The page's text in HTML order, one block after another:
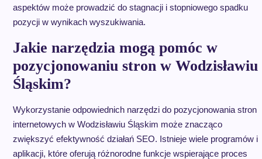
aspektów może prowadzić do stagnacji i stopniowego spadku
pozycji w wynikach wyszukiwania.
Jakie narzędzia mogą pomóc w
pozycjonowaniu stron w Wodzisławiu
Śląskim?
Wykorzystanie odpowiednich narzędzi do pozycjonowania stron
internetowych w Wodzisławiu Śląskim może znacząco
zwiększyć efektywność działań SEO. Istnieje wiele programów i
aplikacji, które oferują różnorodne funkcje wspierające proces